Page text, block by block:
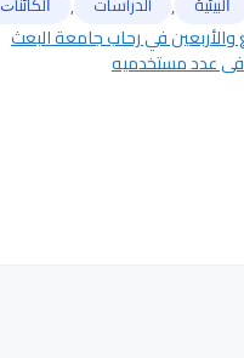
والأربعين في رحاب جامعة البعث
عدد مستخدميه